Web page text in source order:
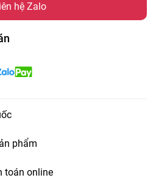
hệ Zalo
phẩm
toán online